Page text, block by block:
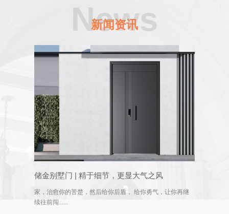
News
新闻资讯
储金别墅门 | 精于细节，更显大气之风
家，治愈你的苦楚，然后给你后盾， 给你勇气，让你再继
续往前闯......